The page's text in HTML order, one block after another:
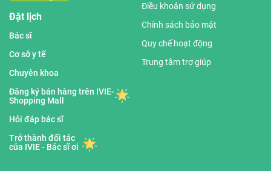
Đặt lịch
Bác sĩ
Cơ sở y tế
Chuyên khoa
Đăng ký bán hàng trên IVIE-
Shopping Mall
Hỏi đáp bác sĩ
Trở thành đối tác
của IVIE - Bác sĩ ơi
Điều khoản sử dụng
Chính sách bảo mật
Quy chế hoạt động
Trung tâm trợ giúp